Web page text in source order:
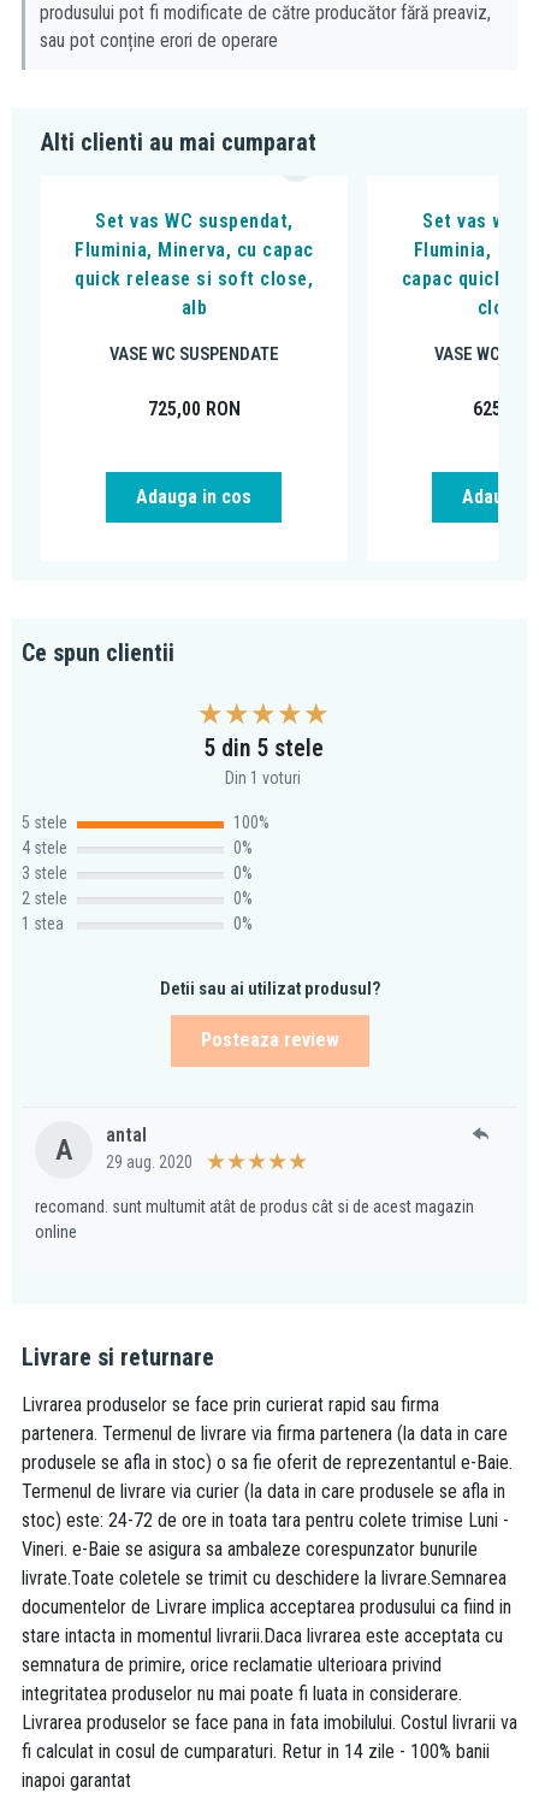
produsului pot fi modificate de către producător fără preaviz,
sau pot conține erori de operare
Alti clienti au mai cumparat
Set vas WC suspendat,
Fluminia, Minerva, cu capac
quick release si soft close,
alb
VASE WC SUSPENDATE
725,00 RON
Adauga in cos
Set vas wc
Fluminia,
capac quick
close,
VASE WC
625,00
Adauga
Ce spun clientii
5 din 5 stele
Din 1 voturi
5 stele
100%
4 stele
0%
3 stele
0%
2 stele
0%
1 stea
0%
Detii sau ai utilizat produsul?
Posteaza review
A antal
29 aug. 2020
recomand. sunt multumit atât de produs cât si de acest magazin
online
Livrare si returnare
Livrarea produselor se face prin curierat rapid sau firma
partenera. Termenul de livrare via firma partenera (la data in care
produsele se afla in stoc) o sa fie oferit de reprezentantul e-Baie.
Termenul de livrare via curier (la data in care produsele se afla in
stoc) este: 24-72 de ore in toata tara pentru colete trimise Luni -
Vineri. e-Baie se asigura sa ambaleze corespunzator bunurile
livrate.Toate coletele se trimit cu deschidere la livrare.Semnarea
documentelor de Livrare implica acceptarea produsului ca fiind in
stare intacta in momentul livrarii.Daca livrarea este acceptata cu
semnatura de primire, orice reclamatie ulterioara privind
integritatea produselor nu mai poate fi luata in considerare.
Livrarea produselor se face pana in fata imobilului. Costul livrarii va
fi calculat in cosul de cumparaturi. Retur in 14 zile - 100% banii
inapoi garantat